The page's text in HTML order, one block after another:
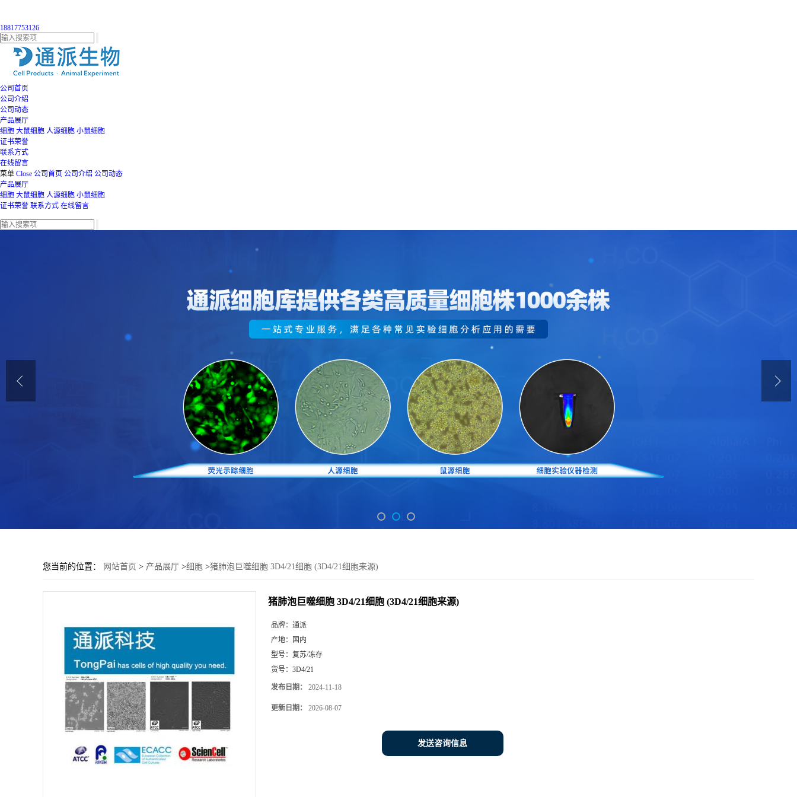
18817753126
公司首页
公司介绍
公司动态
产品展厅
细胞 大鼠细胞 人源细胞 小鼠细胞
证书荣誉
联系方式
在线留言
菜单 Close 公司首页 公司介绍 公司动态
产品展厅
细胞 大鼠细胞 人源细胞 小鼠细胞
证书荣誉 联系方式 在线留言
您当前的位置： 网站首页 > 产品展厅 >细胞 >猪肺泡巨噬细胞 3D4/21细胞 (3D4/21细胞来源)
猪肺泡巨噬细胞 3D4/21细胞 (3D4/21细胞来源)
品牌： 通派
产地：
国内
型号： 复苏/冻存
货号： 3D4/21
发布日期： 2024-11-18
更新日期： 2026-08-07
发送咨询信息